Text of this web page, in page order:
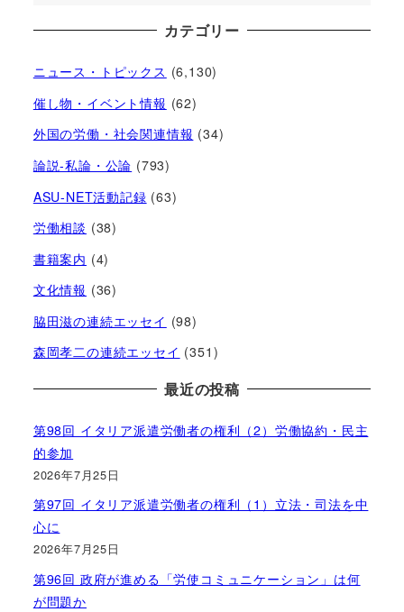
カテゴリー
ニュース・トピックス (6,130)
催し物・イベント情報 (62)
外国の労働・社会関連情報 (34)
論説-私論・公論 (793)
ASU-NET活動記録 (63)
労働相談 (38)
書籍案内 (4)
文化情報 (36)
脇田滋の連続エッセイ (98)
森岡孝二の連続エッセイ (351)
最近の投稿
第98回 イタリア派遣労働者の権利（2）労働協約・民主
的参加
2026年7月25日
第97回 イタリア派遣労働者の権利（1）立法・司法を中
心に
2026年7月25日
第96回 政府が進める「労使コミュニケーション」は何
が問題か